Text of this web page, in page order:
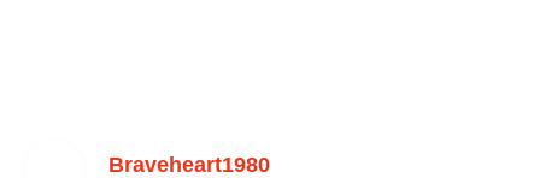
Braveheart1980